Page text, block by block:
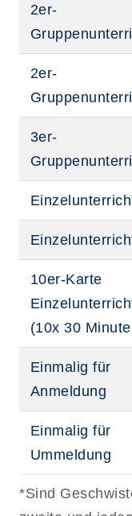
*Sind
2er-
2er-
3er-
10er-Karte
(10x 30
Einmalig für
Anmeldung
Einmalig für
Ummeldung